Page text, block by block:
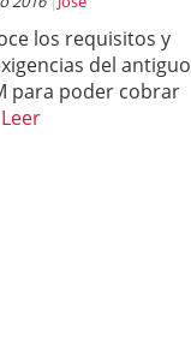
los requisitos y
del antiguo
para poder cobrar
Leer